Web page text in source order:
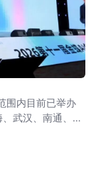
围内目前已举办
武汉、南通、长
引党央媒、省
，相关报道总